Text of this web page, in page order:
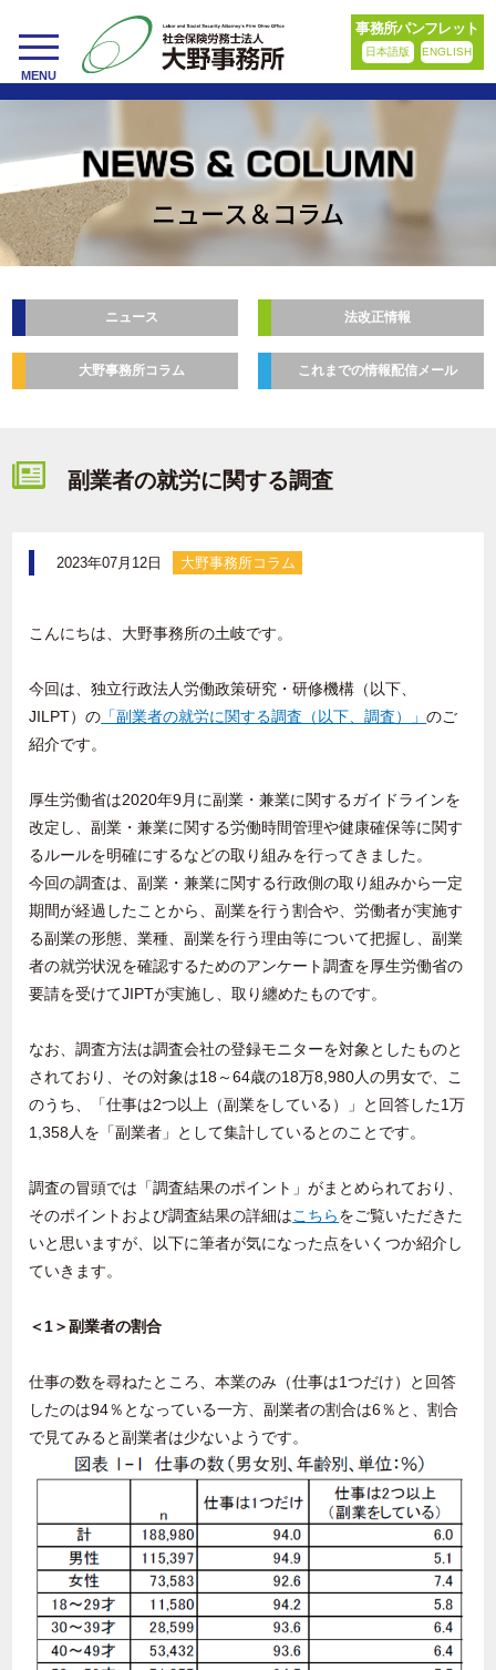
toggle
navigation
MENU
事務所パンフレット
日本語版 ENGLISH
ニュース＆コラム
ニュース 法改正情報
大野事務所コラム これまでの情報配信メール
副業者の就労に関する調査
2023年07月12日 大野事務所コラム
こんにちは、大野事務所の土岐です。
今回は、独立行政法人労働政策研究・研修機構（以下、
JILPT）の 「副業者の就労に関する調査（以下、調査）」のご
紹介です。
厚生労働省は2020年9月に副業・兼業に関するガイドラインを
改定し、副業・兼業に関する労働時間管理や健康確保等に関す
るルールを明確にするなどの取り組みを行ってきました。
今回の調査は、副業・兼業に関する行政側の取り組みから一定
期間が経過したことから、副業を行う割合や、労働者が実施す
る副業の形態、業種、副業を行う理由等について把握し、副業
者の就労状況を確認するためのアンケート調査を厚生労働省の
要請を受けてJIPTが実施し、取り纏めたものです。
なお、調査方法は調査会社の登録モニターを対象としたものと
されており、その対象は18 ～64歳の18万8,980人の男女で、こ
のうち、「仕事は2つ以上（副業をしている）」と回答した1万
1,358 人を「副業者」として集計しているとのことです。
調査の冒頭では「調査結果のポイント」がまとめられており、
そのポイントおよび調査結果の詳細はこちらをご覧いただきた
いと思いますが、以下に筆者が気になった点をいくつか紹介し
ていきます。
＜ 1＞副業者の割合
仕事の数を尋ねたところ、本業のみ（仕事は1つだけ）と回答
したのは94％となっている一方、副業者の割合は6％と、割合
で見てみると副業者は少ないようです。